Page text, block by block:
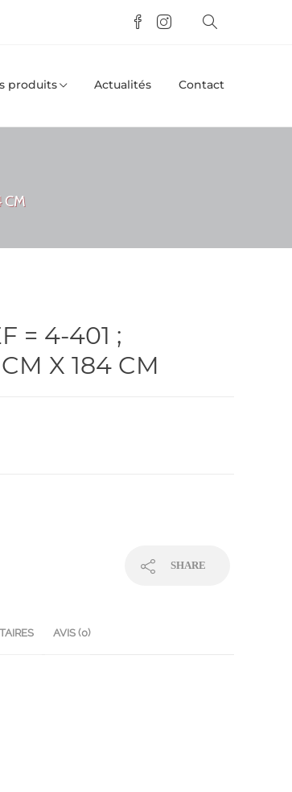
produits Actualités Contact
CM
= 4-401 ;
X 184 CM
SHARE
AVIS (0)